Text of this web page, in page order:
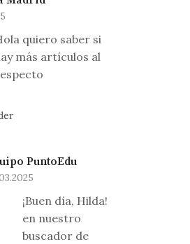
quiero saber si
más artículos al
PuntoEdu
¡Buen día, Hilda!
en nuestro
buscador de